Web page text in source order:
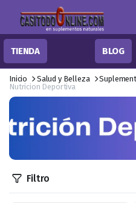
TIENDA BLOG
Inicio Salud y Belleza
Nutricion Deportiva
Filtro